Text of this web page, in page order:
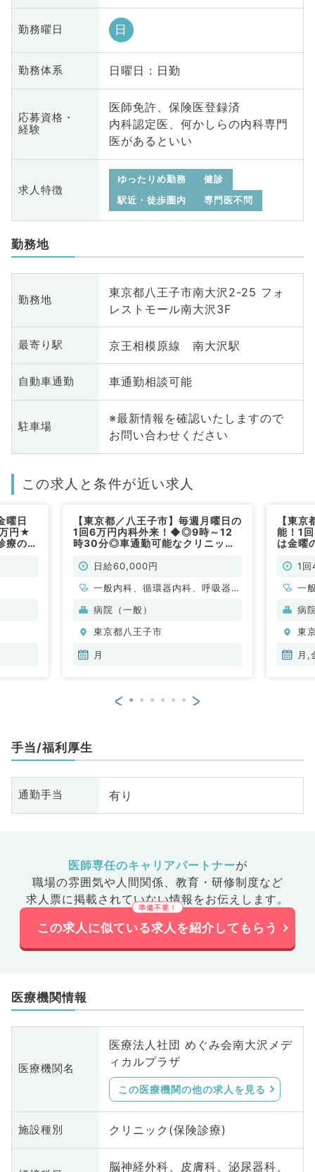
勤務曜日 日
勤務体系 日曜日 : 日勤
応募資格・
経験
医師免許、保険医登録済
内科認定医、何かしらの内科専門
医があるといい
求人特徴
ゆったりめ勤務
健診
駅近・徒歩圏内
専門医不問
勤務地
勤務地
東京都八王子市南大沢2-25 フォ
レストモール南大沢3F
最寄り駅 京王相模原線 南大沢駅
自動車通勤 車通勤相談可能
駐車場
※最新情報を確認いたしますので
お問い合わせください
この求人と条件が近い求人
曜日
円★
療のお
【東京都／八王子市】毎週月曜日の
1回6万円内科外来！◆◎9時～12
時30分◎車通勤可能なクリニック
日給60,000円
一般内科、循環器内科、呼吸器内
科、消化器内科、腎臓内科、老年
病院（一般）
東京都八王子市
月
【東
能！1
は金曜
科系／
1
一
科
病
東
月,
< >
手当/福利厚生
通勤手当 有り
医師専任のキャリアパートナーが
職場の雰囲気や人間関係、 教育・研修制度など
求人票に掲載されていない情報をお伝えします。
この求人に似ている求人を紹介してもらう
医療機関情報
医療機関名
医療法人社団 めぐみ会南大沢メデ
ィカルプラザ
この医療機関の他の求人を見る
施設種別 クリニック(保険診療)
脳神経外科、皮膚科、泌尿器科、